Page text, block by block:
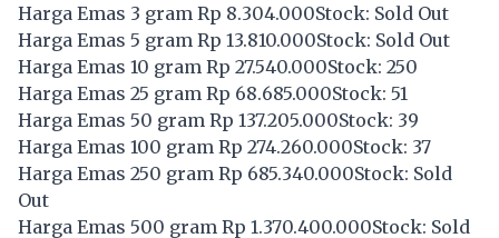
Harga Emas 3 gram Rp 8.304.000Stock: Sold Out
Harga Emas 5 gram Rp 13.810.000Stock: Sold Out
Harga Emas 10 gram Rp 27.540.000Stock: 250
Harga Emas 25 gram Rp 68.685.000Stock: 51
Harga Emas 50 gram Rp 137.205.000Stock: 39
Harga Emas 100 gram Rp 274.260.000Stock: 37
Harga Emas 250 gram Rp 685.340.000Stock: Sold
Out
Harga Emas 500 gram Rp 1.370.400.000Stock: Sold